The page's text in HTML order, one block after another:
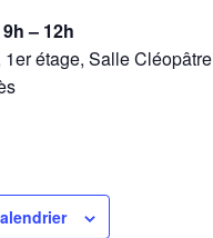
– 12h
étage, Salle Cléopâtre